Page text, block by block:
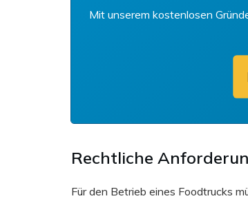
Mit unserem kostenlosen
Rechtliche
Für den Betrieb eines Foodtrucks